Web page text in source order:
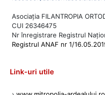
Asociația FILANTROPIA
CUI 26346475
Nr înregistrare Registrul
Registrul ANAF nr 1/
Link-uri utile